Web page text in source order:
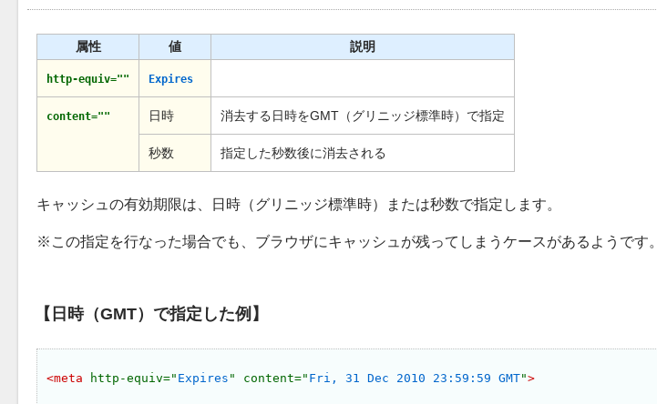
属性 値 説明
http-equiv="" Expires
content="" 日時 消去する日時をGMT（グリニッジ標準時）で指定
秒数 指定した秒数後に消去される
キャッシュの有効期限は、日時（グリニッジ標準時）または秒数で指定します。
この指定を行なった場合でも、ブラウザにキャッシュが残ってしまうケースがあるようです。
日時（GMT）で指定した例
<meta http-equiv=" Expires " content=" Fri, 31 Dec 2010 23:59:59 GMT">